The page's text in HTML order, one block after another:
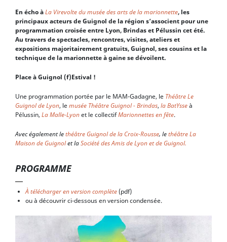
En écho àLa Virevolte du musée des arts de la marionnette, les
principaux acteurs de Guignol de la région s’associent pour une
programmation croisée entre Lyon, Brindas et Pélussin cet été.
Au travers de spectacles, rencontres, visites, ateliers et
expositions majoritairement gratuits, Guignol, ses cousins et la
technique de la marionnette à gaine se dévoilent.
Place à Guignol (f)Estival !
Une programmation portée par le MAM-Gadagne, le Théâtre Le
Guignol de Lyon, lemusée Théâtre Guignol - Brindas, la BatYsseà
Pélussin, La Malle-Lyonet le collectifMarionnettes en fête.
Avec également lethéâtre Guignol de la Croix-Rousse, lethéâtre La
Maison de Guignolet laSociété des Amis de Lyon et de Guignol.
PROGRAMME
À télécharger en version complète(pdf)
ou à découvrir ci-dessous en version condensée.